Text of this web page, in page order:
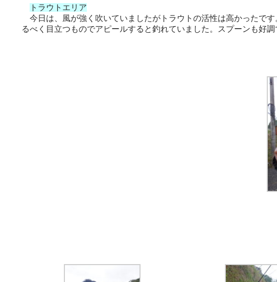
トラウトエリア
今日は、風が強く吹いていましたがトラウトの活性は高かったで
るべく目立つものでアピールすると釣れていました。スプーンも好